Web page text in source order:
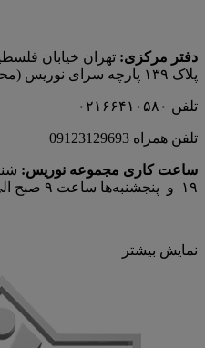
دفتر مرکزی: تهران خیابان
پلاک ۱۳۹ پارچه‌ سرای نوريس (محمد خانی)
تلفن ۰۲۱۶۶۴۱۰۵۸۰
تلفن همراه 09123129693
ساعت کاری مجموعه نوریس:
۱۹ و پنجشنبه‌ها ساعت ۹ صبح الی ۱۵
نمایش بیشتر